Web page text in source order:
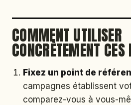
COMMENT UTILISER
CONCRÈTEMENT CES
Fixez un point de
campagnes établissent
comparez-vous à vous-